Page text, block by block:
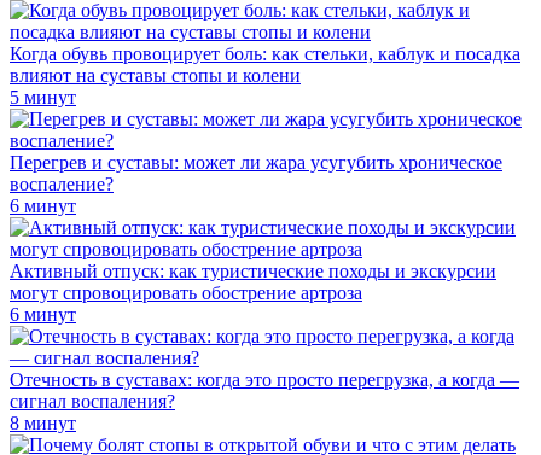
Когда обувь провоцирует боль: как стельки, каблук и посадка
влияют на суставы стопы и колени
5 минут
Перегрев и суставы: может ли жара усугубить хроническое
воспаление?
6 минут
Активный отпуск: как туристические походы и экскурсии
могут спровоцировать обострение артроза
6 минут
Отечность в суставах: когда это просто перегрузка, а когда —
сигнал воспаления?
8 минут